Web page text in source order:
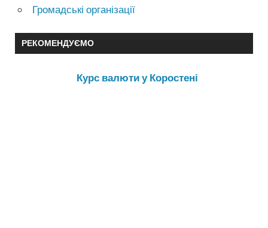
Громадські організації
РЕКОМЕНДУЄМО
Курс валюти у Коростені